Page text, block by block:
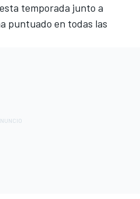
temporada junto a
puntuado en todas las